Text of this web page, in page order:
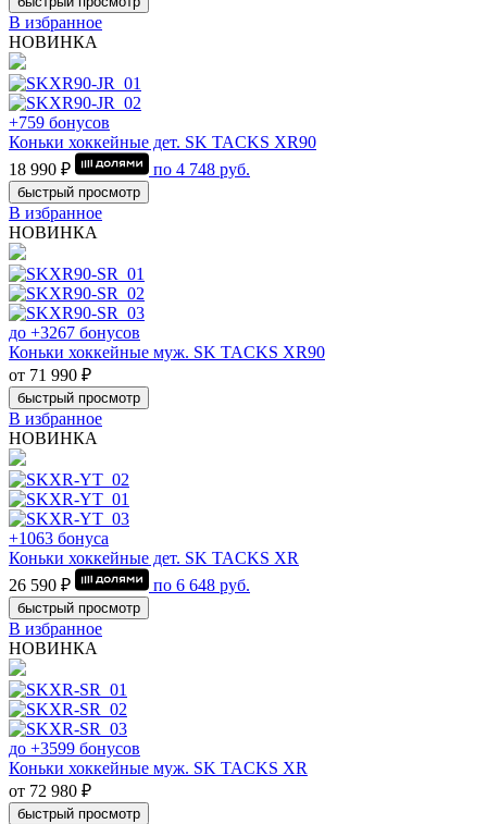
В избранное
НОВИНКА
+759 бонусов
Коньки хоккейные дет. SK TACKS XR90
18 990 ₽
по 4 748 руб.
быстрый просмотр
В избранное
НОВИНКА
до +3267 бонусов
Коньки хоккейные муж. SK TACKS XR90
от 71 990 ₽
быстрый просмотр
В избранное
НОВИНКА
+1063 бонуса
Коньки хоккейные дет. SK TACKS XR
26 590 ₽
по 6 648 руб.
быстрый просмотр
В избранное
НОВИНКА
до +3599 бонусов
Коньки хоккейные муж. SK TACKS XR
от 72 980 ₽
быстрый просмотр